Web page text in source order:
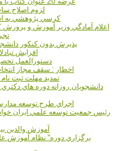
لزوم اصلاح
18 کرسي پژوهشي به
اعلام آمادگي وزير آموزش و پرورش
پذيرش بدون کنکور
افزايش
دستورالعمل
اخطار : سقف مجاز
تمدید مهلت ثبت
دانشجويان روزانه دوره هاي
اجراي طرح توسعه مدارس غير
رئيس جمعيت توسعه علمي ايران
آموزش والدين
برگزاري دوره" نظام آموزش